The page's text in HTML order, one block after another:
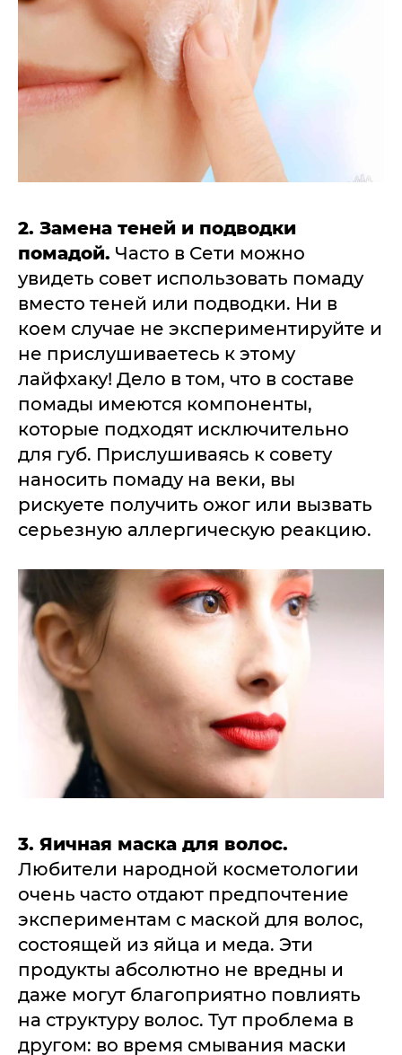
2. Замена теней и подводки
помадой. Часто в Сети можно
увидеть совет использовать помаду
вместо теней или подводки. Ни в
коем случае не экспериментируйте и
не прислушиваетесь к этому
лайфхаку! Дело в том, что в составе
помады имеются компоненты,
которые подходят исключительно
для губ. Прислушиваясь к совету
наносить помаду на веки, вы
рискуете получить ожог или вызвать
серьезную аллергическую реакцию.
3. Яичная маска для волос.
Любители народной косметологии
очень часто отдают предпочтение
экспериментам с маской для волос,
состоящей из яйца и меда. Эти
продукты абсолютно не вредны и
даже могут благоприятно повлиять
на структуру волос. Тут проблема в
другом: во время смывания маски